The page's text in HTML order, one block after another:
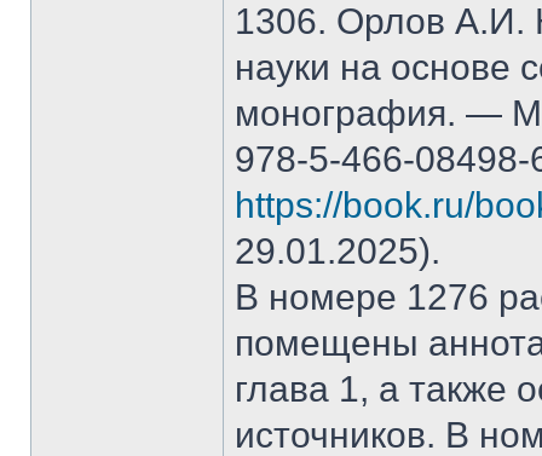
1306. Орлов А.И.
науки на основе
монография. —
978-5-466-
https://book.ru/
29.01.2025).
В номере 1276
помещены
глава 1, а также
источников. В